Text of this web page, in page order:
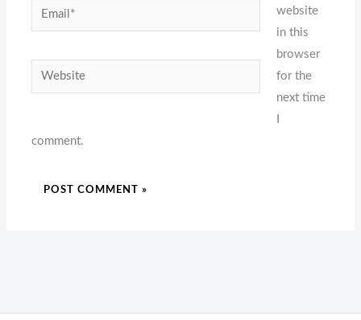
Email*
Website
website
in this
browser
for the
next time
comment.